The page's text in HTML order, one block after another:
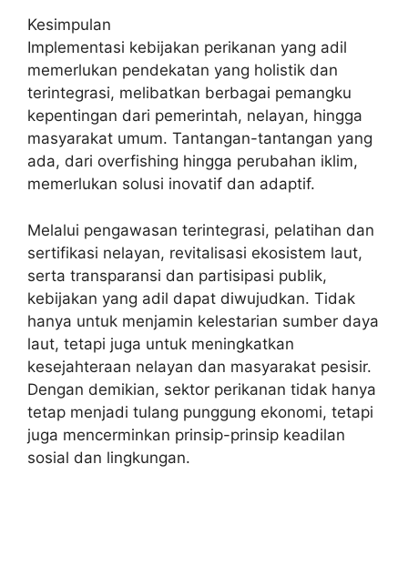
Kesimpulan
Implementasi kebijakan perikanan yang adil
memerlukan pendekatan yang holistik dan
terintegrasi, melibatkan berbagai pemangku
kepentingan dari pemerintah, nelayan, hingga
masyarakat umum. Tantangan-tantangan yang
ada, dari overfishing hingga perubahan iklim,
memerlukan solusi inovatif dan adaptif.
Melalui pengawasan terintegrasi, pelatihan dan
sertifikasi nelayan, revitalisasi ekosistem laut,
serta transparansi dan partisipasi publik,
kebijakan yang adil dapat diwujudkan. Tidak
hanya untuk menjamin kelestarian sumber daya
laut, tetapi juga untuk meningkatkan
kesejahteraan nelayan dan masyarakat pesisir.
Dengan demikian, sektor perikanan tidak hanya
tetap menjadi tulang punggung ekonomi, tetapi
juga mencerminkan prinsip-prinsip keadilan
sosial dan lingkungan.